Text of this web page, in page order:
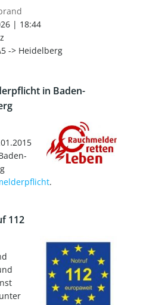
| 18:44
-> Heidelberg
in Baden-
.
112